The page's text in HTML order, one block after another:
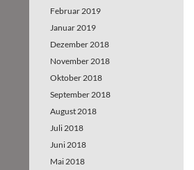
Februar 2019
Januar 2019
Dezember 2018
November 2018
Oktober 2018
September 2018
August 2018
Juli 2018
Juni 2018
Mai 2018